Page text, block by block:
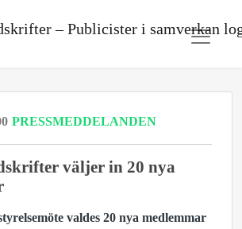
PRESSMEDDELANDEN
väljer in 20 nya
valdes 20 nya medlemmar